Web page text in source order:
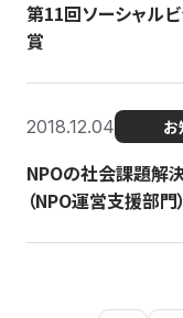
第11回ソーシャル
賞
2018.12.04 お
NPOの社会課題解
（NPO運営支援部門